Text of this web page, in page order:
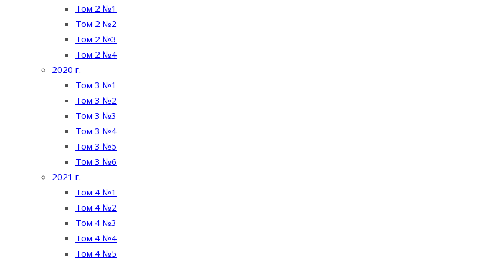
Том 2 №1
Том 2 №2
Том 2 №3
Том 2 №4
2020 г.
Том 3 №1
Том 3 №2
Том 3 №3
Том 3 №4
Том 3 №5
Том 3 №6
2021 г.
Том 4 №1
Том 4 №2
Том 4 №3
Том 4 №4
Том 4 №5